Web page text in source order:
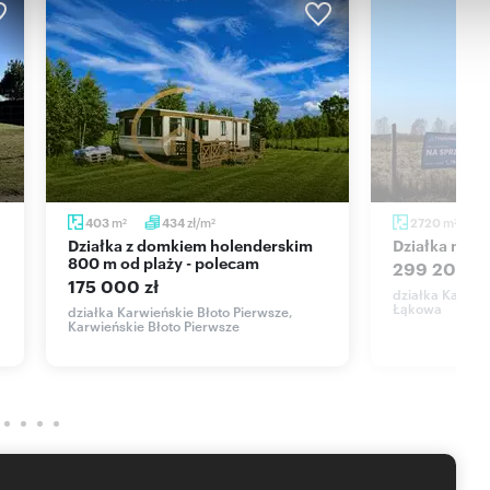
on-line nieruchomości? Skontaktuj się z naszym Agentem i
do rzetelnego prezentowania informacji o
danych przekazanych od osób trzecich. Niniejsza
i ma charakter wyłącznie informacyjny.
403 m2 434zł/m2
Działka z domkiem holenderskim
800 m od plaży - polecam
175 000 zł
działka Karwieńskie Błoto Pierwsze,
Karwieńskie Błoto Pierwsze
2720 m 2
działka na
299 200 zł
działka
Łąkowa